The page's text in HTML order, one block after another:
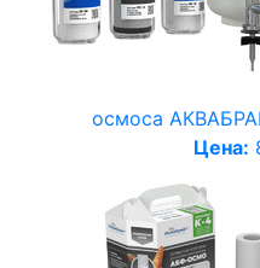
осмоса
Цена: